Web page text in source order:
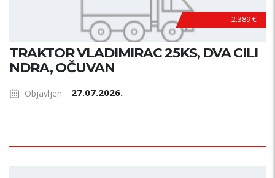
2.389 €
TRAKTOR VLADIMIRAC 25KS, DVA CILI
NDRA, OČUVAN
Objavljen 27.07.2026.